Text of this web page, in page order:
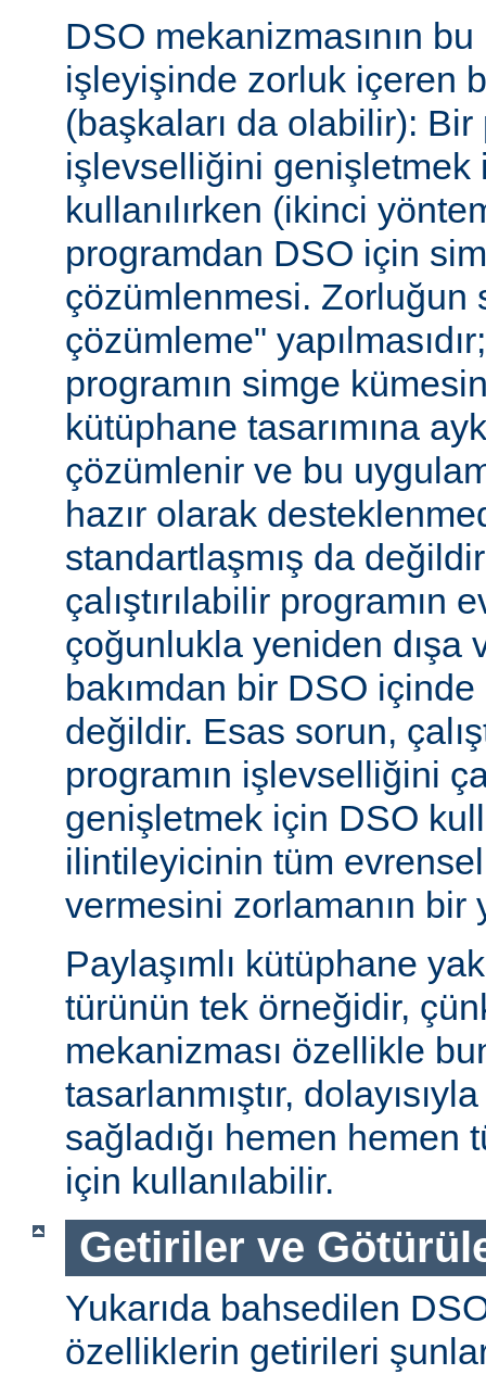
DSO mekanizmasının
işleyişinde zorluk içeren
(başkaları da olabilir): Bir
işlevselliğini genişletmek
kullanılırken (ikinci
programdan DSO için
çözümlenmesi. Zorluğun
çözümleme"
programın simge
kütüphane tasarımına
çözümlenir ve bu
hazır olarak
standartlaşmış da
çalıştırılabilir programın
çoğunlukla yeniden dışa
bakımdan bir DSO
değildir. Esas sorun,
programın işlevselliğini
genişletmek için DSO
ilintileyicinin tüm
vermesini zorlamanın bir
Paylaşımlı kütüphane
türünün tek örneğidir,
mekanizması özellikle
tasarlanmıştır,
sağladığı hemen hemen
için kullanılabilir.
Getiriler ve
Yukarıda bahsedilen
özelliklerin getirileri